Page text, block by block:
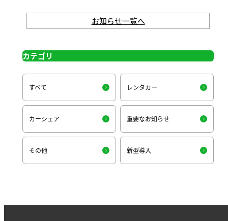
お知らせ一覧へ
カテゴリ
すべて レンタカー
カーシェア 重要なお知らせ
その他 新型導入